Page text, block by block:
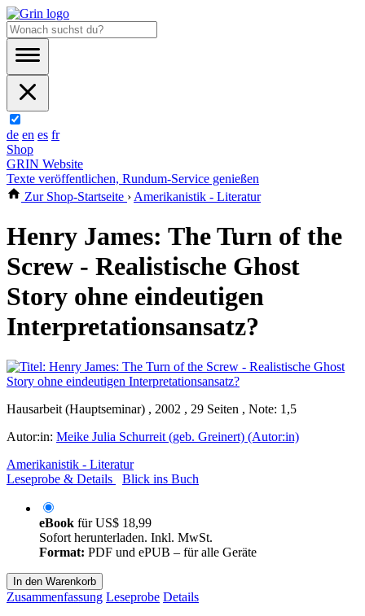
de en es fr
Shop
GRIN Website
Texte veröffentlichen, Rundum-Service genießen
Zur Shop-Startseite › Amerikanistik - Literatur
Henry James: The Turn of the
Screw - Realistische Ghost
Story ohne eindeutigen
Interpretationsansatz?
Hausarbeit (Hauptseminar) , 2002 , 29 Seiten , Note: 1,5
Autor:in: Meike Julia Schurreit (geb. Greinert) (Autor:in)
Amerikanistik - Literatur
Leseprobe & Details
Blick ins Buch
eBook fürUS$ 18,99
Sofort herunterladen. Inkl. MwSt.
Format: PDF und ePUB – für alle Geräte
In den Warenkorb
Zusammenfassung Leseprobe Details